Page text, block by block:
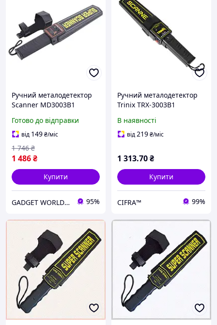
Ручний металодетектор
Scanner MD3003B1
Готово до відправки
від 149₴/міс
1 486₴
1 746 ₴
Купити
GADGET WORLD - магазин гаджетів 95%
Ручний металодетектор
Trinix TRX-3003B1
В наявності
від219₴/міс
1 313.70₴
Купити
CIFRA™ 99%